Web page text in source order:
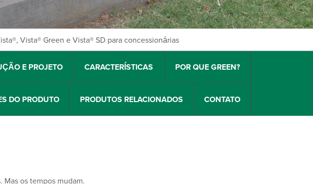
Vista® Green e Vista® SD para concessionárias
E PROJETO CARACTERÍSTICAS POR QUE GREEN?
DO PRODUTO PRODUTOS RELACIONADOS CONTATO
os tempos mudam.